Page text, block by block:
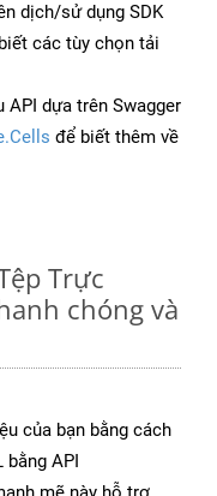
dịch/sử dụng SDK
các tùy chọn tải
API dựa trên Swagger
để biết thêm về
Trực
chóng và
của bạn bằng cách
bằng API